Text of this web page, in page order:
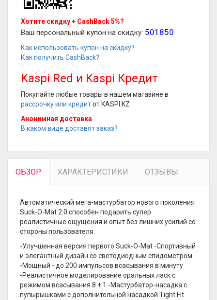
Хотите скидку + CashBack 5%?
Ваш персональный купон на скидку: 501850
Как использовать купон на скидку?
Как получить CashBack?
Kaspi Red и Kaspi Кредит
Покупайте любые товары в нашем магазине в
рассрочку или кредитот KASPI.KZ
Анонимная доставка
В каком виде доставят заказ?
ОБЗОР ХАРАКТЕРИСТИКИ ОТЗЫВЫ
Автоматический мега-мастурбатор нового поколения
Suck-O-Mat 2.0 способен подарить супер
реалистичные ощущения и опыт без лишних усилий со
стороны пользователя.
-Улучшенная версия первого Suck-O-Mat -Спортивный
и элегантный дизайн со светодиодным спидометром
-Мощный - до 200 импульсов всасывания в минуту
-Реалистичное моделирование оральных ласк с
режимом всасывания 8 + 1 -Мастурбатор-насадка с
пупырышками с дополнительной насадкой Tight Fit